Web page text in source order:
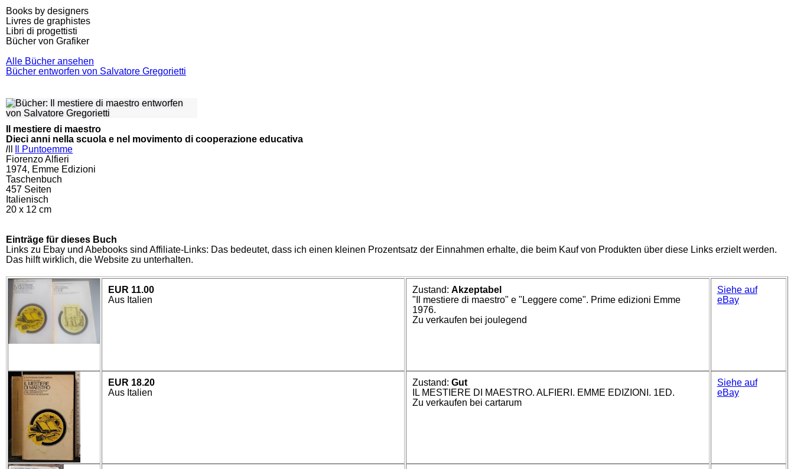
Books by designers
Livres de graphistes
Libri di progettisti
Bücher von Grafiker
Alle Bücher ansehen
Bücher entworfen von Salvatore Gregorietti
Il mestiere di maestro
Dieci anni nella scuola e nel movimento di cooperazione educativa
l
Il Puntoemme
Fiorenzo Alfieri
1974, Emme Edizioni
Taschenbuch
457 Seiten
Italienisch
20 x 12 cm
Einträge für dieses Buch
Links zu Ebay und Abebooks sind Affiliate-Links: Das bedeutet, dass ich einen kleinen Prozentsatz der Einnahmen erhalte, die beim Kauf von Produkten über diese Links erzielt werden.
Das hilft wirklich, die Website zu unterhalten.
EUR 11.00
Aus Italien
Zustand:Akzeptabel
"Il mestiere di maestro" e "Leggere come". Prime edizioni Emme
1976.
Zu verkaufen bei joulegend
Siehe auf
eBay
EUR 18.20
Aus Italien
Zustand:Gut
IL MESTIERE DI MAESTRO. ALFIERI. EMME EDIZIONI. 1ED.
Zu verkaufen bei cartarum
Siehe auf
eBay